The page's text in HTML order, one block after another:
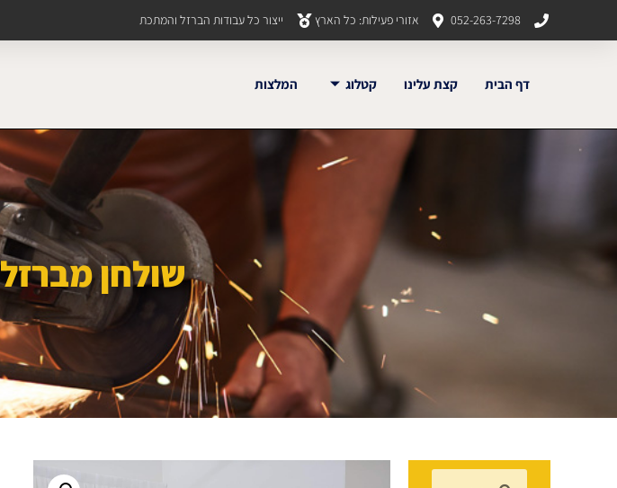
052-263-7298 אזורי פעילות: כל הארץ ייצור כל עבודות הברזל והמתכת
דף הבית קצת עלינו קטלוג המלצות
שולחן